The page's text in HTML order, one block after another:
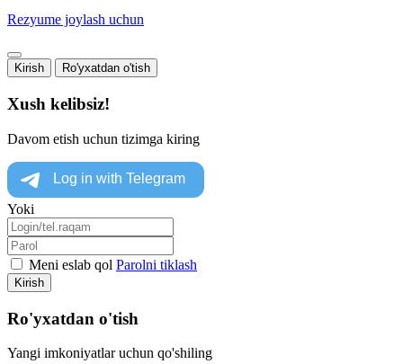
Rezyume joylash uchun
Kirish Ro'yxatdan o'tish
Xush kelibsiz!
Davom etish uchun tizimga kiring
Yoki
Meni eslab qol Parolni tiklash
Kirish
Ro'yxatdan o'tish
Yangi imkoniyatlar uchun qo'shiling